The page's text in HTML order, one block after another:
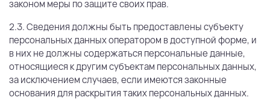
законом меры по защите своих прав.
2.3. Сведения должны быть предоставлены субъекту
персональных данных оператором в доступной форме, и
в них не должны содержаться персональные данные,
относящиеся к другим субъектам персональных данных,
за исключением случаев, если имеются законные
основания для раскрытия таких персональных данных.